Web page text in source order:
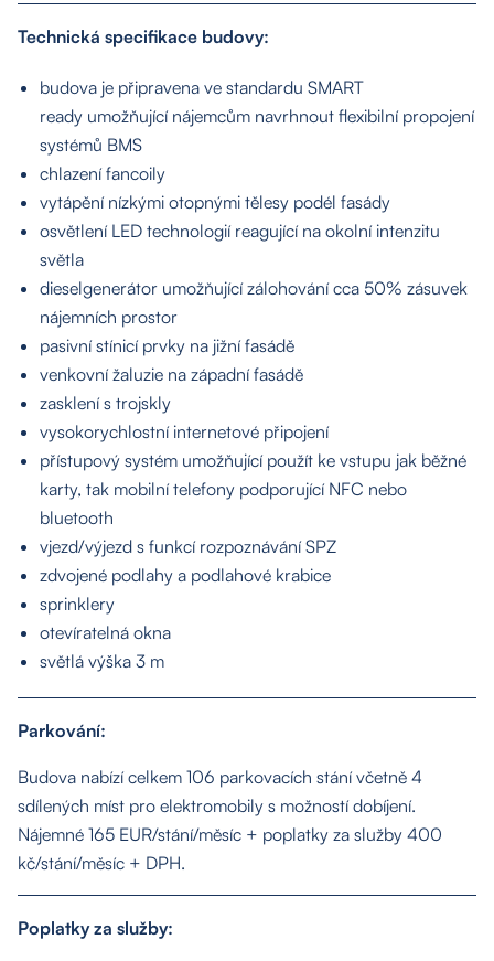
O nás
Nemovitosti
Technická specifikace budovy:
budova je připravena ve standardu SMART
ready umožňující nájemcům navrhnout flexibilní propojení
systémů BMS
chlazení fancoily
vytápění nízkými otopnými tělesy podél fasády
osvětlení LED technologií reagující na okolní intenzitu
světla
dieselgenerátor umožňující zálohování cca 50% zásuvek
nájemních prostor
pasivní stínicí prvky na jižní fasádě
venkovní žaluzie na západní fasádě
zasklení s trojskly
vysokorychlostní internetové připojení
přístupový systém umožňující použít ke vstupu jak běžné
karty, tak mobilní telefony podporující NFC nebo
bluetooth
vjezd/výjezd s funkcí rozpoznávání SPZ
zdvojené podlahy a podlahové krabice
sprinklery
otevíratelná okna
světlá výška 3 m
Parkování:
Budova nabízí celkem 106 parkovacích stání včetně 4
sdílených míst pro elektromobily s možností dobíjení.
Nájemné 165 EUR/stání/měsíc + poplatky za služby 400
kč/stání/měsíc + DPH.
Poplatky za služby: